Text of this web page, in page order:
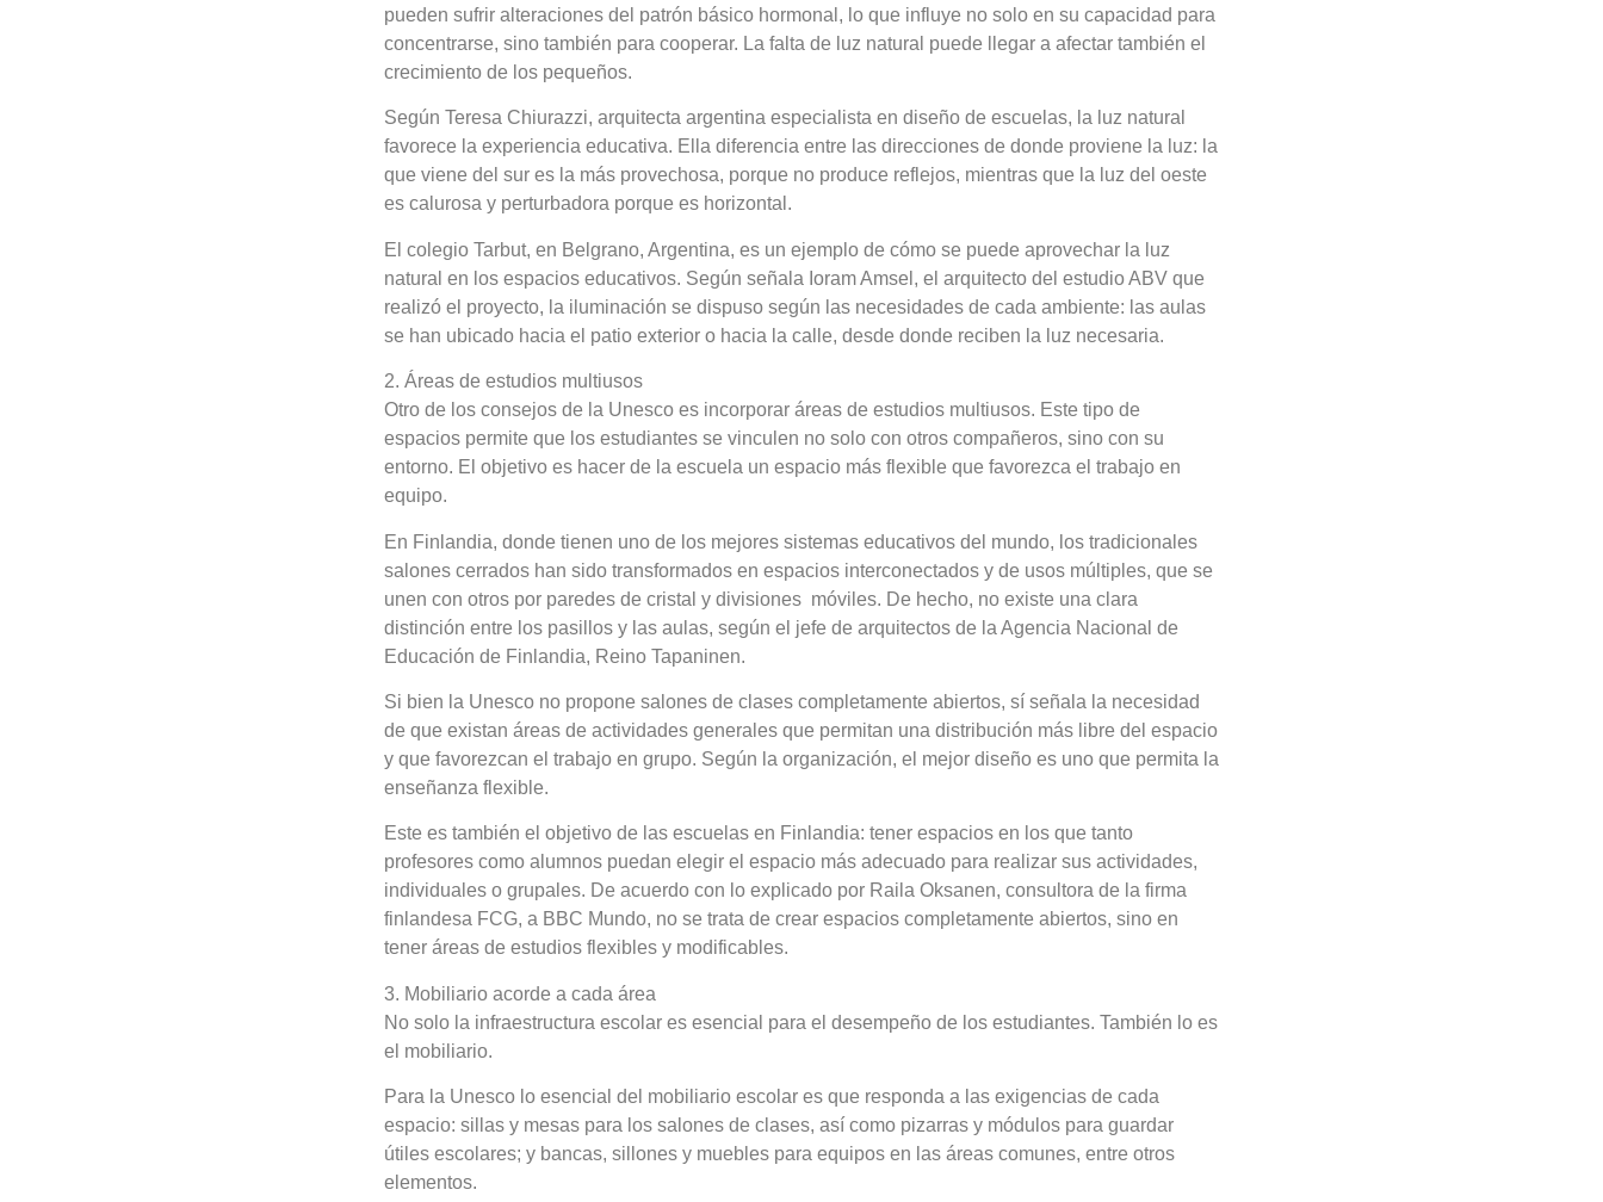
pueden sufrir alteraciones del patrón básico hormonal, lo que influye no solo en su capacidad para
concentrarse, sino también para cooperar. La falta de luz natural puede llegar a afectar también el
crecimiento de los pequeños.
Según Teresa Chiurazzi, arquitecta argentina especialista en diseño de escuelas, la luz natural
favorece la experiencia educativa. Ella diferencia entre las direcciones de donde proviene la luz: la
que viene del sur es la más provechosa, porque no produce reflejos, mientras que la luz del oeste
es calurosa y perturbadora porque es horizontal.
El colegio Tarbut, en Belgrano, Argentina, es un ejemplo de cómo se puede aprovechar la luz
natural en los espacios educativos. Según señala Ioram Amsel, el arquitecto del estudio ABV que
realizó el proyecto, la iluminación se dispuso según las necesidades de cada ambiente: las aulas
se han ubicado hacia el patio exterior o hacia la calle, desde donde reciben la luz necesaria.
2. Áreas de estudios multiusos
Otro de los consejos de la Unesco es incorporar áreas de estudios multiusos. Este tipo de
espacios permite que los estudiantes se vinculen no solo con otros compañeros, sino con su
entorno. El objetivo es hacer de la escuela un espacio más flexible que favorezca el trabajo en
equipo.
En Finlandia, donde tienen uno de los mejores sistemas educativos del mundo, los tradicionales
salones cerrados han sido transformados en espacios interconectados y de usos múltiples, que se
unen con otros por paredes de cristal y divisiones móviles. De hecho, no existe una clara
distinción entre los pasillos y las aulas, según el jefe de arquitectos de la Agencia Nacional de
Educación de Finlandia, Reino Tapaninen.
Si bien la Unesco no propone salones de clases completamente abiertos, sí señala la necesidad
de que existan áreas de actividades generales que permitan una distribución más libre del espacio
y que favorezcan el trabajo en grupo. Según la organización, el mejor diseño es uno que permita la
enseñanza flexible.
Este es también el objetivo de las escuelas en Finlandia: tener espacios en los que tanto
profesores como alumnos puedan elegir el espacio más adecuado para realizar sus actividades,
individuales o grupales. De acuerdo con lo explicado por Raila Oksanen, consultora de la firma
finlandesa FCG, a BBC Mundo, no se trata de crear espacios completamente abiertos, sino en
tener áreas de estudios flexibles y modificables.
3. Mobiliario acorde a cada área
No solo la infraestructura escolar es esencial para el desempeño de los estudiantes. También lo es
el mobiliario.
Para la Unesco lo esencial del mobiliario escolar es que responda a las exigencias de cada
espacio: sillas y mesas para los salones de clases, así como pizarras y módulos para guardar
útiles escolares; y bancas, sillones y muebles para equipos en las áreas comunes, entre otros
elementos.